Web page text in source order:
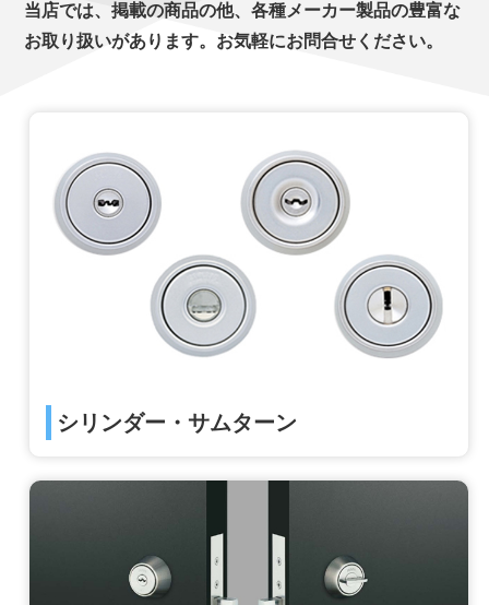
当店では、掲載の商品の他、各種メーカー製品の豊富な
お取り扱いがあります。お気軽にお問合せください。
シリンダー・サムターン